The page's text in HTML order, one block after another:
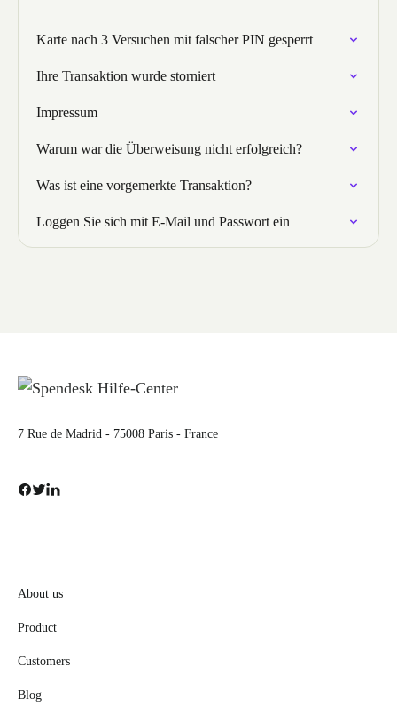
Karte nach 3 Versuchen mit falscher PIN gesperrt
Ihre Transaktion wurde storniert
Impressum
Warum war die Überweisung nicht erfolgreich?
Was ist eine vorgemerkte Transaktion?
Loggen Sie sich mit E-Mail und Passwort ein
7 Rue de Madrid - 75008 Paris - France
About us
Product
Customers
Blog